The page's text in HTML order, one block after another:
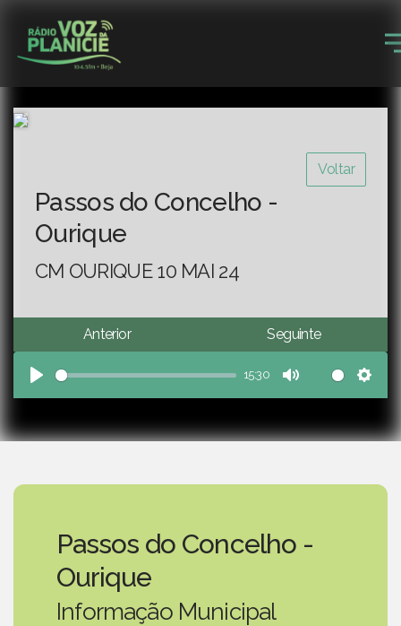
Voltar
Passos do Concelho -
Ourique
CM OURIQUE 10 MAI 24
Anterior Seguinte
Play
15:30
Mute
Passos do Concelho -
Ourique
Informação Municipal